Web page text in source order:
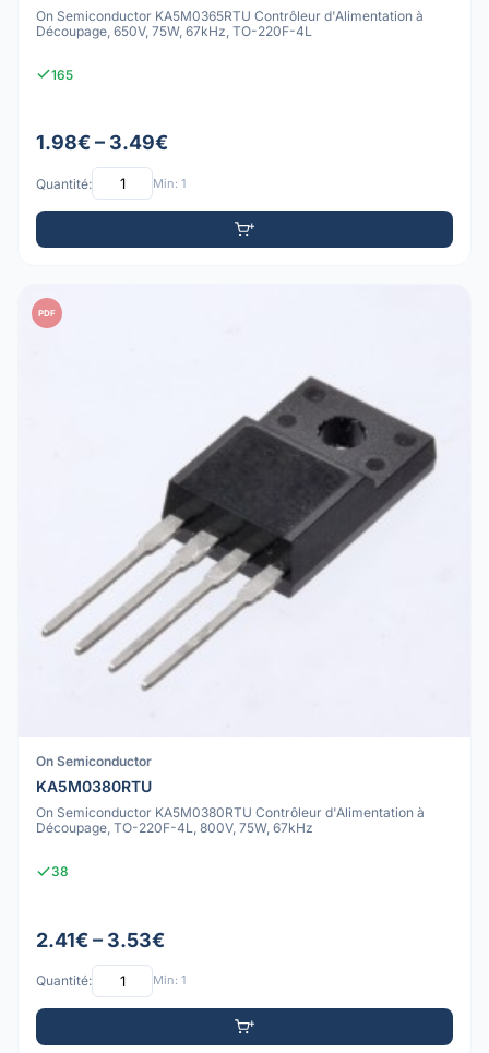
On Semiconductor KA5M0365RTU Contrôleur d'Alimentation à
Découpage, 650V, 75W, 67kHz, TO-220F-4L
165
1.98€ – 3.49€
Quantité: Min: 1
PDF
On Semiconductor
KA5M0380RTU
On Semiconductor KA5M0380RTU Contrôleur d'Alimentation à
Découpage, TO-220F-4L, 800V, 75W, 67kHz
38
2.41€ – 3.53€
Quantité: Min: 1